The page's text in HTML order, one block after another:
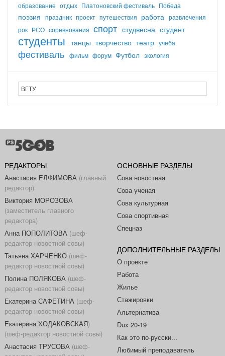
образование отдых Платоновский фестиваль Победа
поэзия праздник проект путешествия работа развлечения
рок РСО соревнования спорт студвесна студент
студенты танцы творчество театр учеба
фестиваль фильм форум Футбол экология
РЕДАКТОРЫ
Анастасия ЕЛФИМОВА (главный
редактор)
Виктория МОРОЗОВА
(заместитель главного
редактора)
Анна ПОПОЛИТОВА (шеф-
редактор новостной совы)
Татьяна ХАРЧЕНКО(шеф-
редактор новостной совы)
Полина ПОЛЯКОВА (шеф-
редактор новостной совы)
Екатерина САФЕТИНА (шеф-
редактор новостной совы)
Екатерина ХОДАКОВСКАЯ)
(шеф-редактор новостной совы)
Анастасия ТРУСОВА (шеф-
ОСНОВНЫЕ РАЗДЕЛЫ
Сова новостная
Сова ученая
Сова культурная
Сова спортивная
Спецназ
ДОПОЛНИТЕЛЬНЫЕ РАЗДЕЛЫ
О проекте
Работа
Жилье
Стажировки
Альтернатива
Dux 20-19
Как это по-русски...
Любимый преподаватель